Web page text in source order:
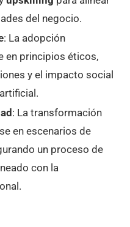
del negocio.
: La adopción
en principios éticos,
y el impacto social
: La transformación
en escenarios de
un proceso de
con la